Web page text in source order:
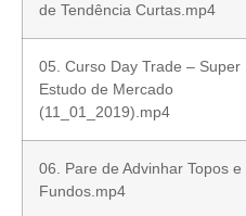
de Tendência Curtas.mp4
05. Curso Day Trade – Super
Estudo de Mercado
(11_01_2019).mp4
06. Pare de Advinhar Topos e
Fundos.mp4